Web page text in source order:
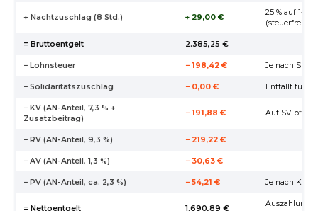
+ Nachtzuschlag (8 Std.) + 29,00 €
25 % auf
(steuerfrei!)
= Bruttoentgelt 2.385,25 €
− Lohnsteuer − 198,42 € Je nach
− Solidaritätszuschlag − 0,00 € Entfällt für
− KV (AN-Anteil, 7,3 % +
Zusatzbeitrag)
− 191,88 € Auf SV-
− RV (AN-Anteil, 9,3 %) − 219,22 €
− AV (AN-Anteil, 1,3 %) − 30,63 €
− PV (AN-Anteil, ca. 2,3 %) − 54,21 € Je nach
= Nettoentgelt 1.690,89 €
Auszahlung